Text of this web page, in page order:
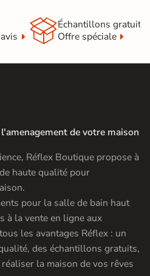
Échantillons gratuit
Offre spéciale
de votre maison
Réflex Boutique propose à
haute qualité pour
pour la salle de bain haut
à la vente en ligne aux
les avantages Réflex : un
des échantillons gratuits,
la maison de vos rêves